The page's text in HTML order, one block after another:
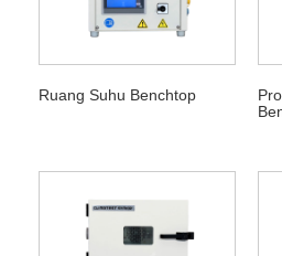
Ruang Suhu Benchtop